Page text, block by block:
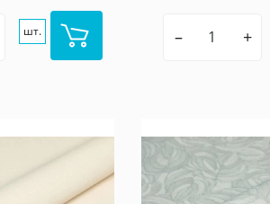
шт. – +